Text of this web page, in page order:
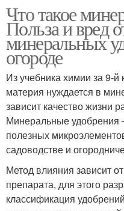
Что такое
Польза и вред
минеральных
огороде
Из учебника химии за 9-й
материя нуждается в
зависит качество жизни
Минеральные удобрения
полезных
садоводстве и
Метод влияния зависит
препарата, для этого
классификация